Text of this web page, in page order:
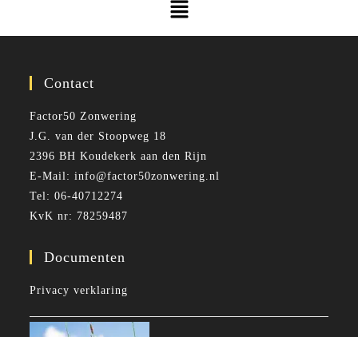
Contact
Factor50 Zonwering
J.G. van der Stoopweg 18
2396 BH Koudekerk aan den Rijn
E-Mail: info@factor50zonwering.nl
Tel: 06-40712274
KvK nr: 78259487
Documenten
Privacy verklaring